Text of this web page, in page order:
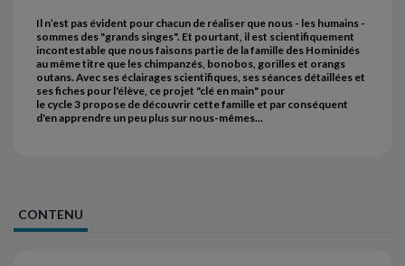
Il n’est pas évident pour chacun de réaliser que nous - les humains -
sommes des "grands singes". Et pourtant, il est scientifiquement
incontestable que nous faisons partie de la famille des Hominidés
au même titre que les chimpanzés, bonobos, gorilles et orangs
outans. Avec ses éclairages scientifiques, ses séances détaillées et
ses fiches pour l'élève, ce projet "clé en main" pour
le cycle 3 propose de découvrir cette famille et par conséquent
d'en apprendre un peu plus sur nous-mêmes...
CONTENU